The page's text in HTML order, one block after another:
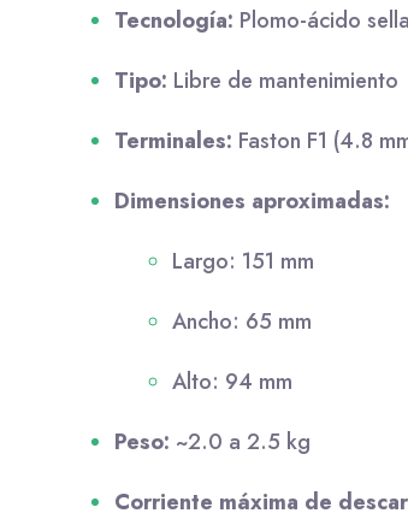
Tecnología: Plomo-ácido
Tipo: Libre de mantenimiento
Terminales: Faston F1 (4.8
Dimensiones aproximadas:
Largo: 151 mm
Ancho: 65 mm
Alto: 94 mm
Peso: ~2.0 a 2.5 kg
Corriente máxima de